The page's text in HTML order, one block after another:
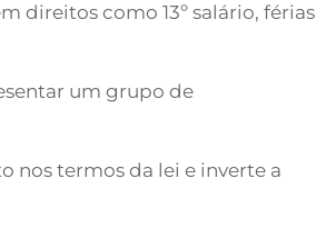
direitos como 13º salário, férias
um grupo de
nos termos da lei e inverte a